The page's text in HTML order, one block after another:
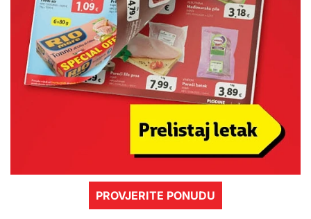
PROVJERITE PONUDU